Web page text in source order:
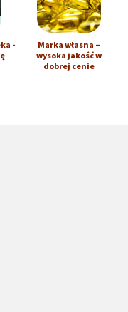
-
Marka własna –
wysoka jakość w
dobrej cenie